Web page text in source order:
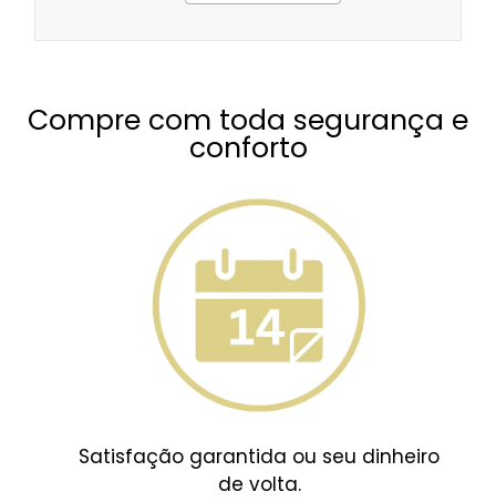
Compre com toda segurança e
conforto
Satisfação garantida ou seu dinheiro
de volta.